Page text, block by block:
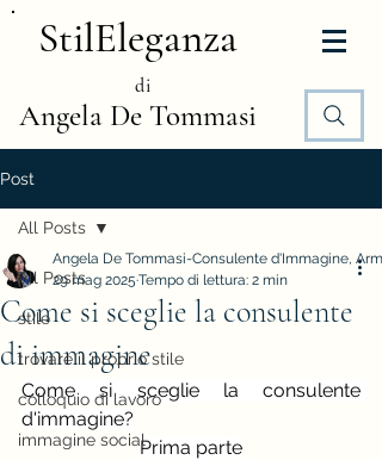
StilEleganza
di
Angela De Tommasi
Post
All Posts
stile
trovare il proprio stile
colloquio di lavoro
immagine social
All Posts
Come si sceglie la consulente
di immagine
Angela De Tommasi-Consulente d'Immagine,
29 mag 2025 Tempo di lettura: 2 min
Come si sceglie la consulente
d'immagine?
Prima parte